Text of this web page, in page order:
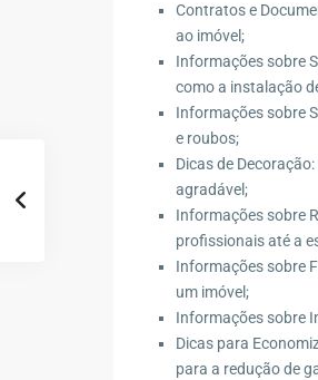
Contratos e
ao imóvel;
Informações sobre
como a instalação
Informações sobre
e roubos;
Dicas de
agradável;
Informações sobre
profissionais até a
Informações sobre
um imóvel;
Informações sobre
Dicas para
para a redução de